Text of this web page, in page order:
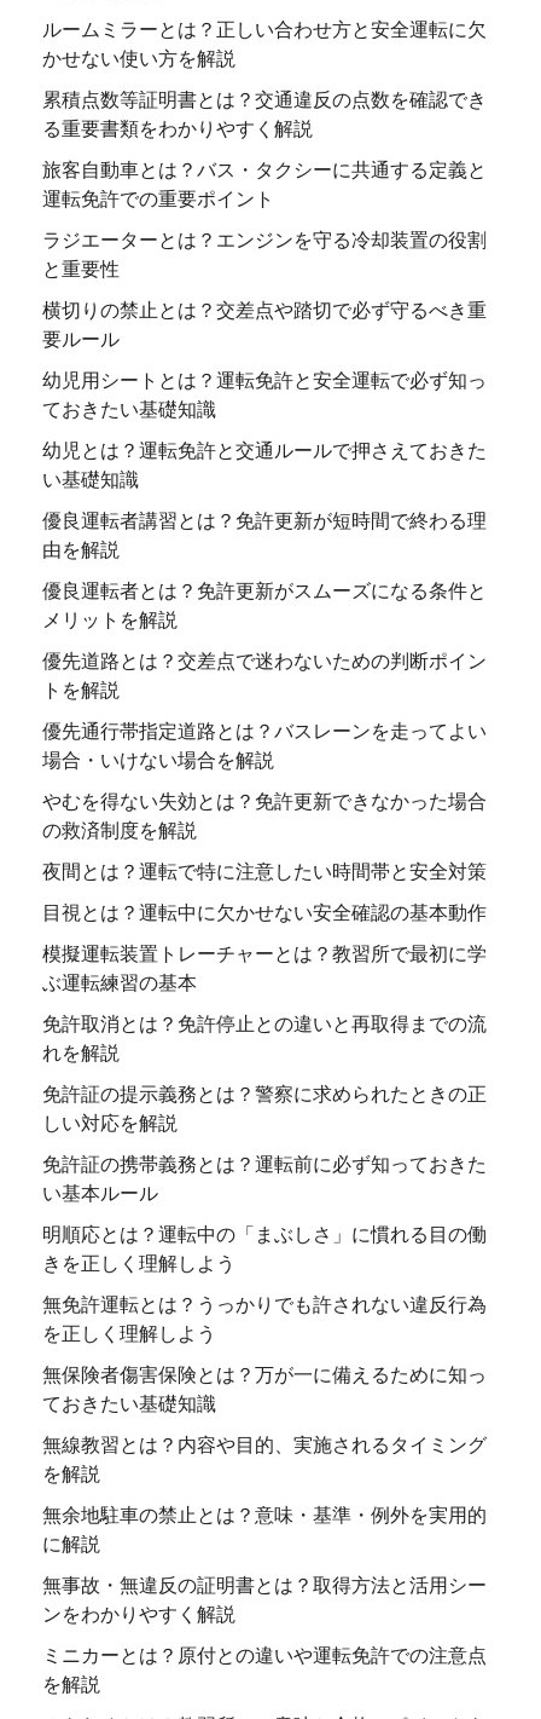
ルームミラーとは？正しい合わせ方と安全運転に欠
かせない使い方を解説
累積点数等証明書とは？交通違反の点数を確認でき
る重要書類をわかりやすく解説
旅客自動車とは？バス・タクシーに共通する定義と
運転免許での重要ポイント
ラジエーターとは？エンジンを守る冷却装置の役割
と重要性
横切りの禁止とは？交差点や踏切で必ず守るべき重
要ルール
幼児用シートとは？運転免許と安全運転で必ず知っ
ておきたい基礎知識
幼児とは？運転免許と交通ルールで押さえておきた
い基礎知識
優良運転者講習とは？免許更新が短時間で終わる理
由を解説
優良運転者とは？免許更新がスムーズになる条件と
メリットを解説
優先道路とは？交差点で迷わないための判断ポイン
トを解説
優先通行帯指定道路とは？バスレーンを走ってよい
場合・いけない場合を解説
やむを得ない失効とは？免許更新できなかった場合
の救済制度を解説
夜間とは？運転で特に注意したい時間帯と安全対策
目視とは？運転中に欠かせない安全確認の基本動作
模擬運転装置トレーチャーとは？教習所で最初に学
ぶ運転練習の基本
免許取消とは？免許停止との違いと再取得までの流
れを解説
免許証の提示義務とは？警察に求められたときの正
しい対応を解説
免許証の携帯義務とは？運転前に必ず知っておきた
い基本ルール
明順応とは？運転中の「まぶしさ」に慣れる目の働
きを正しく理解しよう
無免許運転とは？うっかりでも許されない違反行為
を正しく理解しよう
無保険者傷害保険とは？万が一に備えるために知っ
ておきたい基礎知識
無線教習とは？内容や目的、実施されるタイミング
を解説
無余地駐車の禁止とは？意味・基準・例外を実用的
に解説
無事故・無違反の証明書とは？取得方法と活用シー
ンをわかりやすく解説
ミニカーとは？原付との違いや運転免許での注意点
を解説